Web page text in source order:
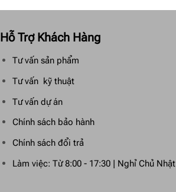
Hỗ Trợ Khách Hàng
Tư vấn sản phẩm
Tư vấn kỹ thuật
Tư vấn dự án
Chính sách bảo hành
Chính sách đổi trả
Làm việc: Từ 8:00 - 17:30 | Nghỉ Chủ Nhật